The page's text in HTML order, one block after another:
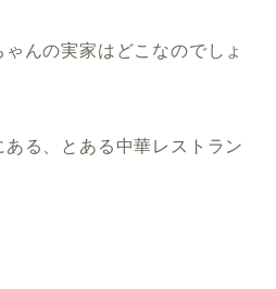
ゃんの実家はどこなのでしょ
る、とある中華レストラン